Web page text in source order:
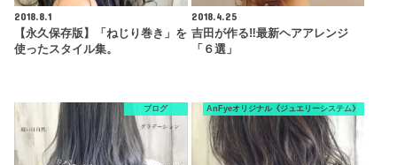
2018.8.1
【永久保存版】「ねじり巻き」を
使ったスタイル集。
2018.4.25
吉田が作る‼︎最新ヘアアレンジ
「６選」
ブログ AnFyeオリジナル《ジュエリーシステム》